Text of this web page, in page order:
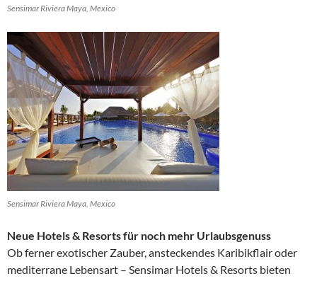
Sensimar Riviera Maya, Mexico
Sensimar Riviera Maya, Mexico
Neue Hotels & Resorts für noch mehr Urlaubsgenuss
Ob ferner exotischer Zauber, ansteckendes Karibikflair oder
mediterrane Lebensart – Sensimar Hotels & Resorts bieten